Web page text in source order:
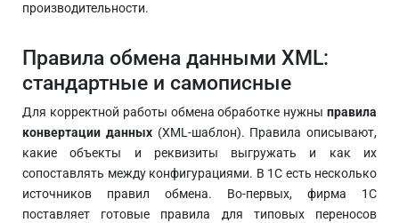
производительности.
Правила обмена данными XML:
стандартные и самописные
Для корректной работы обмена обработке нужны правила
конвертации данных(XML-шаблон). Правила описывают,
какие объекты и реквизиты выгружать и как их
сопоставлять между конфигурациями. В 1С есть несколько
источников правил обмена. Во-первых, фирма 1С
поставляет готовые правила для типовых переносов